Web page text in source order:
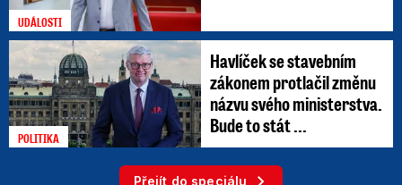
UDÁLOSTI
POLITIKA
Havlíček se stavebním
zákonem protlačil změnu
názvu svého ministerstva.
Bude to stát ...
Přejít do speciálu